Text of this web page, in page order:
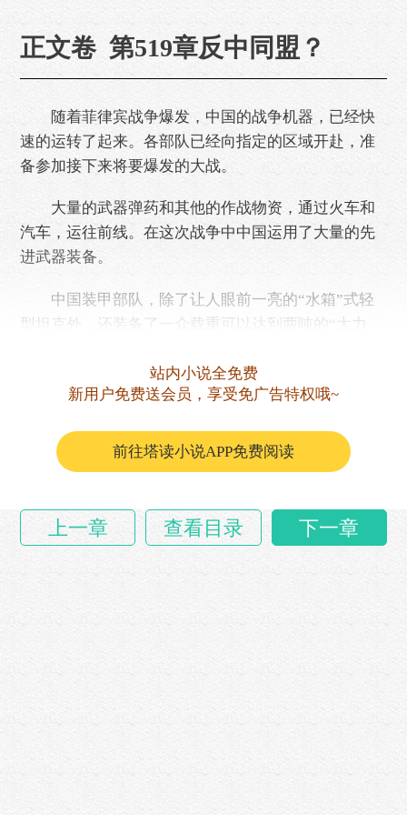
正文卷 第519章反中同盟？
随着菲律宾战争爆发，中国的战争机器，已经快
速的运转了起来。各部队已经向指定的区域开赴，准
备参加接下来将要爆发的大战。
大量的武器弹药和其他的作战物资，通过火车和
汽车，运往前线。在这次战争中中国运用了大量的先
进武器装备。
中国装甲部队，除了让人眼前一亮的“水箱”式轻
型坦克外，还装备了一众载重可以达到两吨的“大力
截止目前，军工部已经……
站内小说全免费
新用户免费送会员，享受免广告特权哦~
前往塔读小说APP免费阅读
上一章 查看目录 下一章